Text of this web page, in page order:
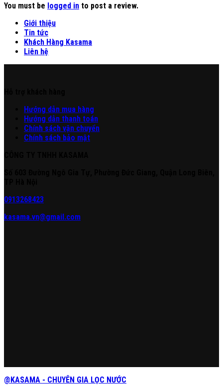
You must be logged in to post a review.
Giới thiệu
Tin tức
Khách Hàng Kasama
Liên hệ
Hướng dẫn mua hàng
Hướng dẫn thanh toán
Chính sách vận chuyển
Chính sách bảo mật
0913268423
kasama.vn@gmail.com
@KASAMA - CHUYÊN GIA LỌC NƯỚC